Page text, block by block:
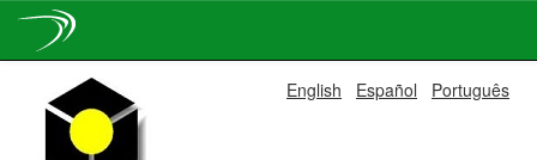
navigation
English Español Português